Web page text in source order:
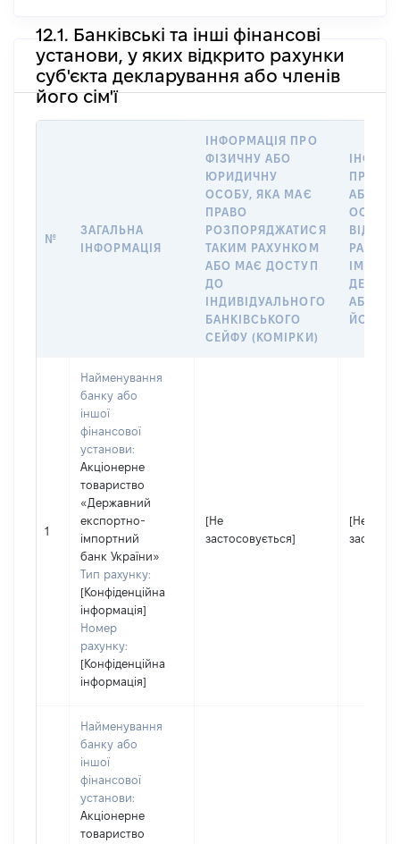
12.1. Банківські та інші фінансові
установи, у яких відкрито рахунки
суб'єкта декларування або членів
його сім'ї
№
ЗАГАЛЬНА
ІНФОРМАЦІЯ
ІНФОРМАЦІЯ ПРО
ФІЗИЧНУ АБО
ЮРИДИЧНУ
ОСОБУ, ЯКА МАЄ
ПРАВО
РОЗПОРЯДЖАТИСЯ
ТАКИМ РАХУНКОМ
АБО МАЄ ДОСТУП
ДО
ІНДИВІДУАЛЬНОГО
БАНКІВСЬКОГО
СЕЙФУ (КОМІРКИ)
ПРО
АБО
ОСОБУ,
ІМ’Я
АБО
ЙОГО
1
Найменування
банку або
іншої
фінансової
установи:
Акціонерне
товариство
«Державний
експортно-
імпортний
банк України»
Тип рахунку:
[Конфіденційна
інформація]
Номер
рахунку:
[Конфіденційна
інформація]
[Не
застосовується]
[Не
Найменування
банку або
іншої
фінансової
установи:
Акціонерне
товариство